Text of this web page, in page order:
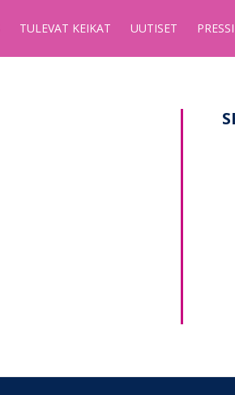
TULEVAT KEIKAT UUTISET PRESSI